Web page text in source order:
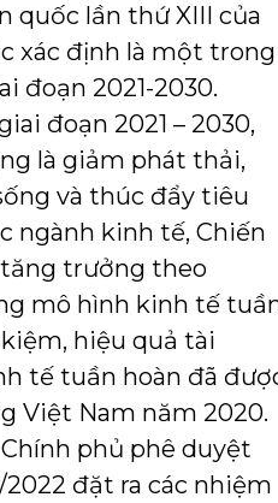
quốc lần thứ XIII của
xác định là một trong
đoạn 2021-2030.
đoạn 2021 – 2030,
là giảm phát thải,
và thúc đẩy tiêu
ngành kinh tế, Chiến
trưởng theo
mô hình kinh tế
hiệu quả tài
tế tuần hoàn đã
Việt Nam năm 2020.
phủ phê duyệt
đặt ra các nhiệm